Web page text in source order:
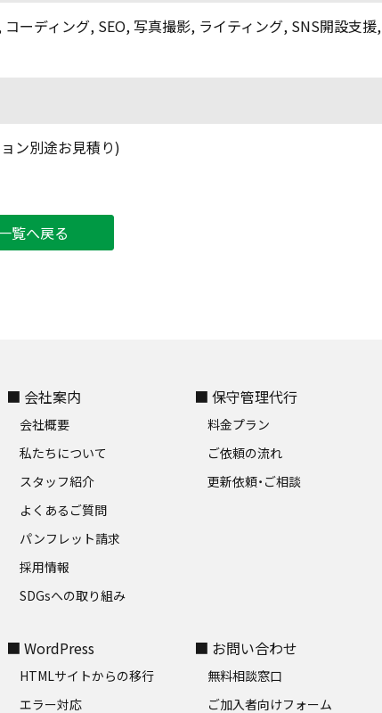
コーディング, SEO,写真撮影, ライティング, SNS開設支援,
ン別途お見積り)
覧へ戻る
■ 会社案内
会社概要
私たちについて
スタッフ紹介
よくあるご質問
パンフレット請求
採用情報
SDGsへの取り組み
■ 保守管理代行
料金プラン
ご依頼の流れ
更新依頼・ご相談
■ WordPress
HTMLサイトからの移行
エラー対応
■ お問い合わせ
無料相談窓口
ご加入者向けフォーム